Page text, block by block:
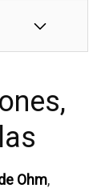
Ohm,